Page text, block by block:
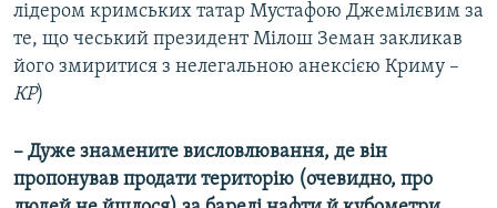
лідером кримських татар Мустафою Джемілєвим за
те, що чеський президент Мілош Земан закликав
його змиритися з нелегальною анексією Криму –
КР)
– Дуже знамените висловлювання, де він
пропонував продати територію (очевидно, про